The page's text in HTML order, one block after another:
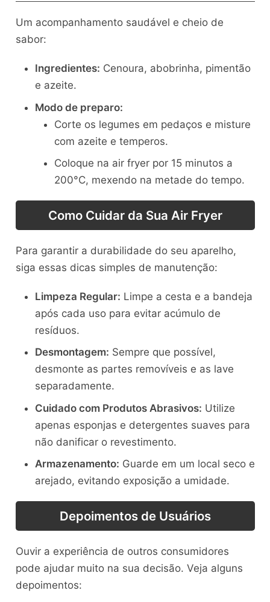
Um acompanhamento saudável e cheio de
sabor:
Ingredientes: Cenoura, abobrinha, pimentão
e azeite.
Modo de preparo:
Corte os legumes em pedaços e misture
com azeite e temperos.
Coloque na air fryer por 15 minutos a
200°C, mexendo na metade do tempo.
Como Cuidar da Sua Air Fryer
Para garantir a durabilidade do seu aparelho,
siga essas dicas simples de manutenção:
Limpeza Regular: Limpe a cesta e a bandeja
após cada uso para evitar acúmulo de
resíduos.
Desmontagem: Sempre que possível,
desmonte as partes removíveis e as lave
separadamente.
Cuidado com Produtos Abrasivos: Utilize
apenas esponjas e detergentes suaves para
não danificar o revestimento.
Armazenamento: Guarde em um local seco e
arejado, evitando exposição a umidade.
Depoimentos de Usuários
Ouvir a experiência de outros consumidores
pode ajudar muito na sua decisão. Veja alguns
depoimentos: